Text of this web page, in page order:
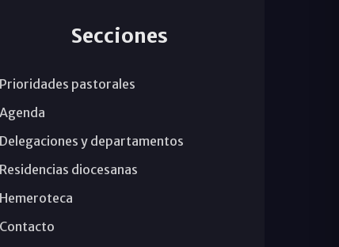
Secciones
Prioridades pastorales
Agenda
Delegaciones y departamentos
Residencias diocesanas
Hemeroteca
Contacto